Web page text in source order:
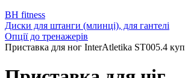
BH fitness
Диски для штанги (млинці), для гантелі
Опції до тренажерів
Приставка для ног InterAtletika SТ005.4